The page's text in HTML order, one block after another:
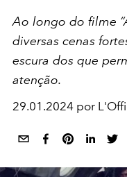
Ao longo do filme
diversas cenas
escura dos que
atenção.
29.01.2024 por